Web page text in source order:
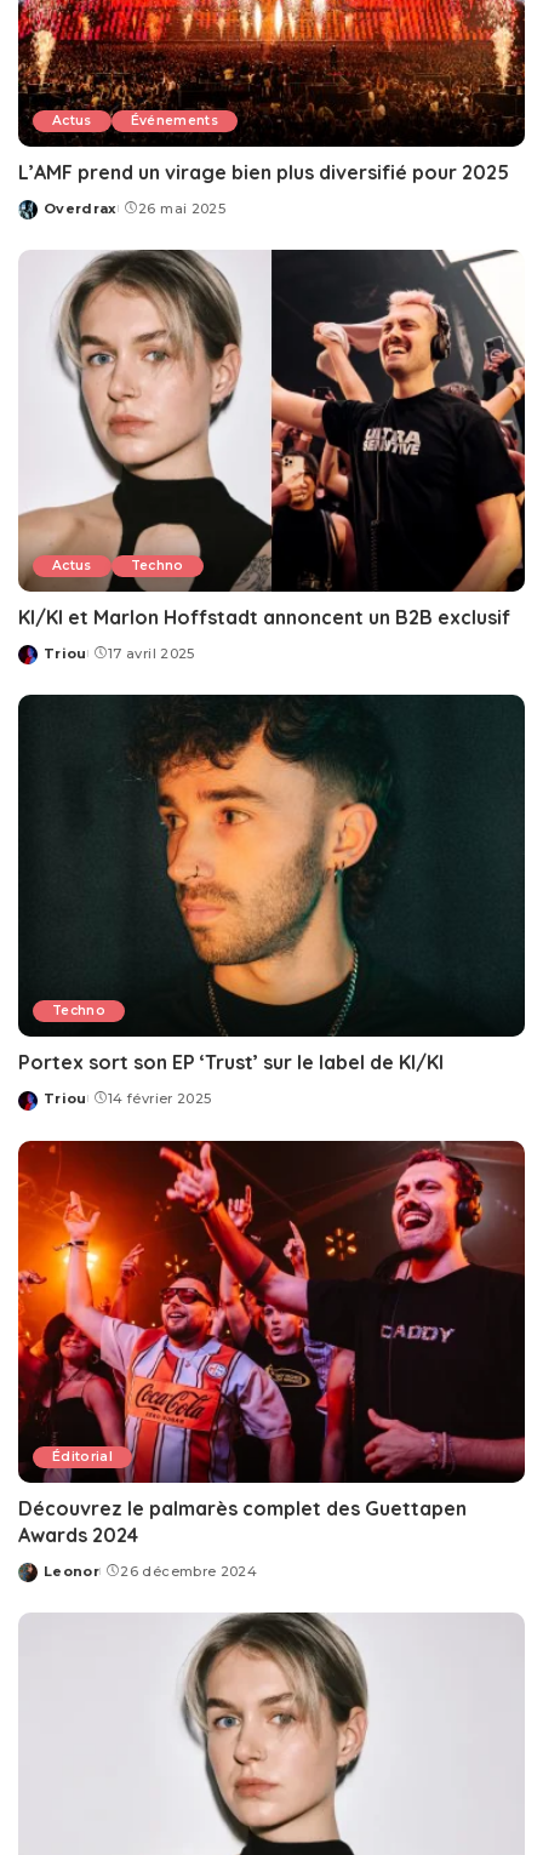
Actus Événements
L’AMF prend un virage bien plus diversifié pour 2025
Posted
Overdrax 26 mai 2025
Actus Techno
KI/KI et Marlon Hoffstadt annoncent un B2B exclusif
Posted
Triou 17 avril 2025
Techno
Portex sort son EP ‘Trust’ sur le label de KI/KI
Posted
Triou 14 février 2025
Éditorial
Découvrez le palmarès complet des Guettapen
Awards 2024
Posted
Leonor 26 décembre 2024